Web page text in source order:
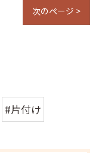
次のページ >
#片付け